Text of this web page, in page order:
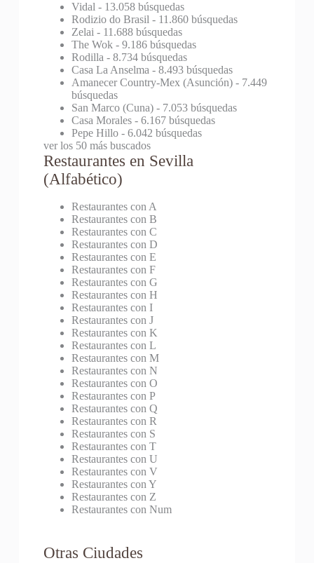
Vidal - 13.058 búsquedas
Rodizio do Brasil - 11.860 búsquedas
Zelai - 11.688 búsquedas
The Wok- 9.186 búsquedas
Rodilla - 8.734 búsquedas
Casa La Anselma - 8.493 búsquedas
Amanecer Country-Mex (Asunción)- 7.449
búsquedas
San Marco (Cuna)- 7.053 búsquedas
Casa Morales- 6.167 búsquedas
Pepe Hillo- 6.042 búsquedas
ver los 50 más buscados
Restaurantes en Sevilla
(Alfabético)
Restaurantes con A
Restaurantes con B
Restaurantes con C
Restaurantes con D
Restaurantes con E
Restaurantes con F
Restaurantes con G
Restaurantes con H
Restaurantes con I
Restaurantes con J
Restaurantes con K
Restaurantes con L
Restaurantes con M
Restaurantes con N
Restaurantes con O
Restaurantes con P
Restaurantes con Q
Restaurantes con R
Restaurantes con S
Restaurantes con T
Restaurantes con U
Restaurantes con V
Restaurantes con Y
Restaurantes con Z
Restaurantes con Num
Otras Ciudades